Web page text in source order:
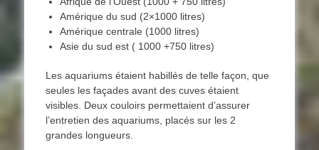
Amérique du sud (2×1000 litres)
Amérique centrale (1000 litres)
Asie du sud est ( 1000 +750 litres)
Les aquariums étaient habillés de telle façon, que
seules les façades avant des cuves étaient
visibles. Deux couloirs permettaient d’assurer
l’entretien des aquariums, placés sur les 2
grandes longueurs.